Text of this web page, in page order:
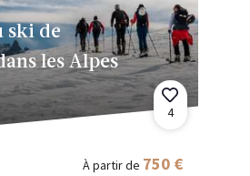
ski de
les Alpes
4
À partir de 750 €